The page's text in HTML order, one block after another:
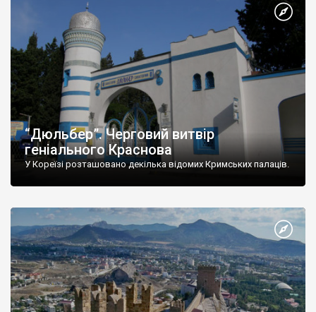
“Дюльбер”. Черговий витвір
геніального Краснова
У Кореїзі розташовано декілька відомих Кримських палаців.